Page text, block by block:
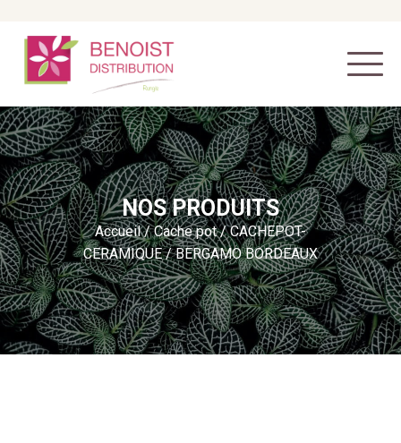
NOS PRODUITS
Accueil/Cache pot/CACHEPOT-
CERAMIQUE/ BERGAMO BORDEAUX